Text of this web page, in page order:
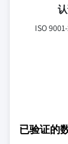
ISO
已验证的